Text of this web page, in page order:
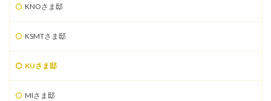
KNOさま邸
KSMTさま邸
KUさま邸
MIさま邸